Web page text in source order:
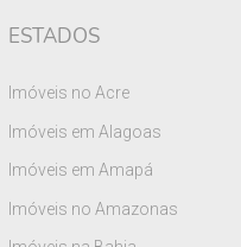
ESTADOS
Imóveis no Acre
Imóveis em Alagoas
Imóveis em Amapá
Imóveis no Amazonas